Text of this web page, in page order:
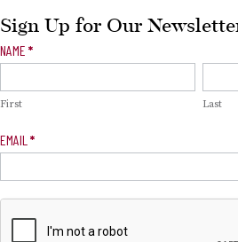
Sign Up for Our
Newsletter
NAME *
First Last
EMAIL *